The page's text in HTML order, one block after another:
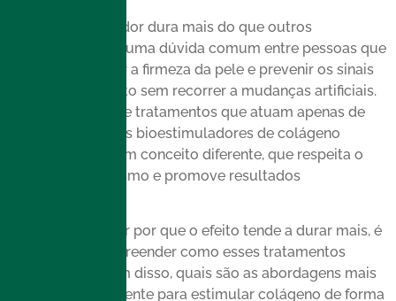
Se o bioestimulador dura mais do que outros
procedimentos é uma dúvida comum entre pessoas que
buscam melhorar a firmeza da pele e prevenir os sinais
do envelhecimento sem recorrer a mudanças artificiais.
Afinal, diferente de tratamentos que atuam apenas de
forma imediata, os bioestimuladores de colágeno
trabalham com um conceito diferente, que respeita o
tempo do organismo e promove resultados
Antes de entender por que o efeito tende a durar mais, é
importante compreender como esses tratamentos
funcionam e, além disso, quais são as abordagens mais
utilizadas atualmente para estimular colágeno de forma